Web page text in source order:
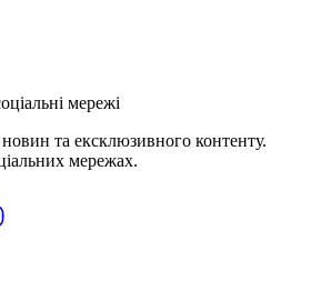
мережі
новин та ексклюзивного контенту.
мережах.